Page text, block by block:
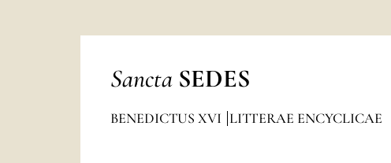
Sancta SEDES
BENEDICTUS XVI LITTERAE ENCYCLICAE